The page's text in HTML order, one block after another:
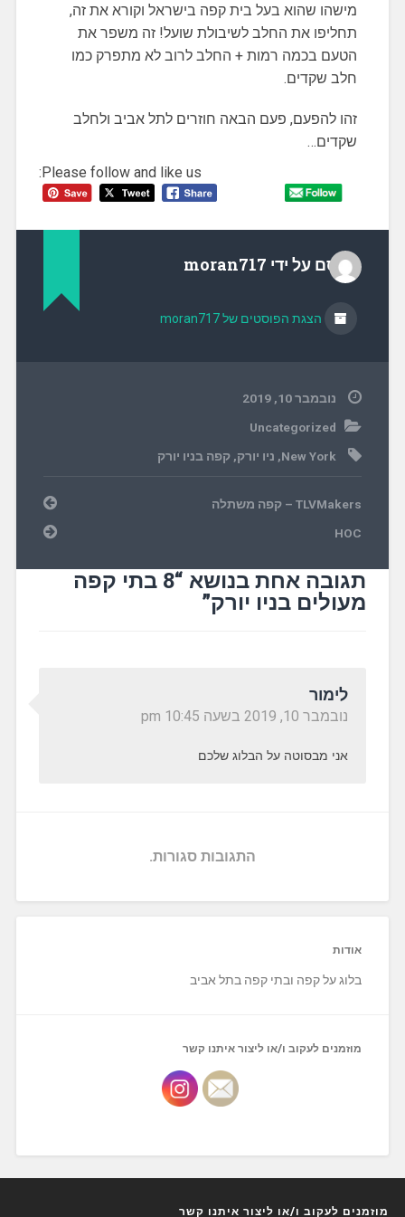
מישהו שהוא בעל בית קפה בישראל וקורא את זה,
תחליפו את החלב לשיבולת שועל! זה משפר את
הטעם בכמה רמות + החלב לרוב לא מתפרק כמו
חלב שקדים.
זהו להפעם, פעם הבאה חוזרים לתל אביב ולחלב
שקדים…
Please follow and like us:
פורסם על ידי moran717
הצגת הפוסטים של moran717
נובמבר 10, 2019
Uncategorized
New York
, ניו יורק, קפה בניו יורק
TLVMakers – קפה משתלה
HOC
תגובה אחת בנושא “ 8 בתי קפה
מעולים בניו יורק”
לימור
נובמבר 10, 2019 בשעה 10:45 pm
אני מבסוטה על הבלוג שלכם
התגובות סגורות.
אודות
בלוג על קפה ובתי קפה בתל אביב
מוזמנים לעקוב ו/או ליצור איתנו קשר
מוזמנים לעקוב ו/או ליצור איתנו קשר